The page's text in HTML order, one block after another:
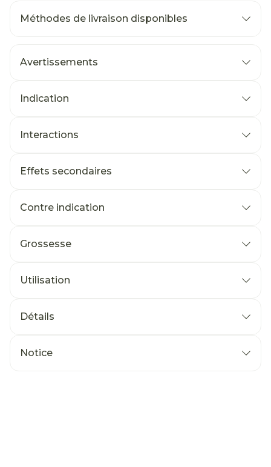
Méthodes de livraison disponibles
Avertissements
Indication
Interactions
Effets secondaires
Contre indication
Grossesse
Utilisation
Détails
Notice